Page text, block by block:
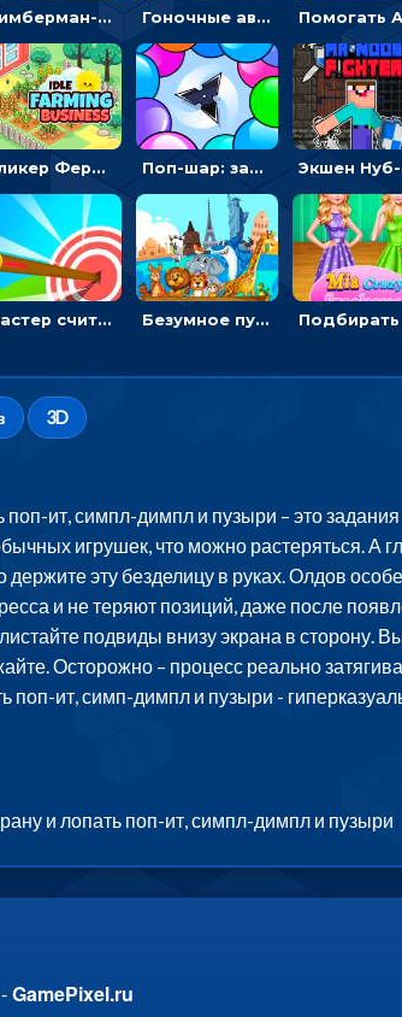
Тимберман-дровосек: меняй сторону и руби дерево Гоночные авто в пазлах: разбей картинку и собери снова
Кликер Фермерский бизнес: расти овощи, чтобы богатеть Поп-шар: запускать колючку, чтобы лопать воздушные шарики
Мастер считать стрелы: увеличивать запас, чтобы поразить больше целей Безумное путешествие друзей по миру: собирать пазлы из фото с животными
3D
поп-ит, симпл-димпл и пузыри – это
игрушек, что можно растеряться.
эту безделицу в руках. Олдов
и не теряют позиций, даже после
подвиды внизу экрана в сторону.
Осторожно – процесс реально
поп-ит, симп-димпл и пузыри -
и лопать поп-ит, симпл-димпл и пузыри
GamePixel.ru